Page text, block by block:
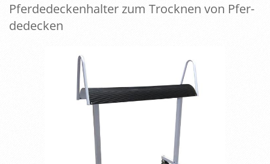
Pfer­de­de­cken­hal­ter zum Trock­nen von Pfer­
de­de­cken